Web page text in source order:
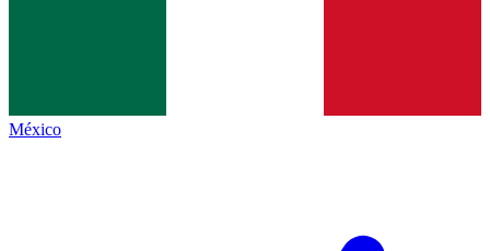
México